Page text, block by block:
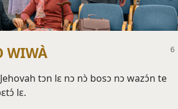
WIWÀ
tɔn lɛ nɔ nɔ̀ bosɔ nɔ wazɔ́n te
lɛ.